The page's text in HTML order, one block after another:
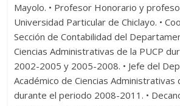
Mayolo. • Profesor Honorario y
Universidad Particular de Chiclayo. •
Sección de Contabilidad del
Ciencias Administrativas de la PUCP
2002-2005 y 2005-2008. • Jefe del
Académico de Ciencias Administrativas
durante el periodo 2008-2011. •